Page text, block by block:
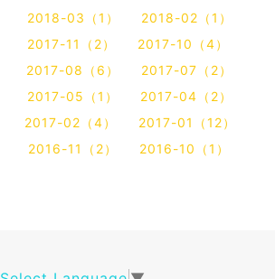
2018-03（1）
2018-02（1）
2017-11（2）
2017-10（4）
2017-08（6）
2017-07（2）
2017-05（1）
2017-04（2）
2017-02（4）
2017-01（12）
2016-11（2） 2016-10（1）